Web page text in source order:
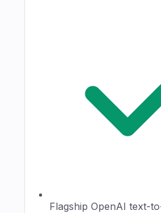
Flagship OpenAI text-